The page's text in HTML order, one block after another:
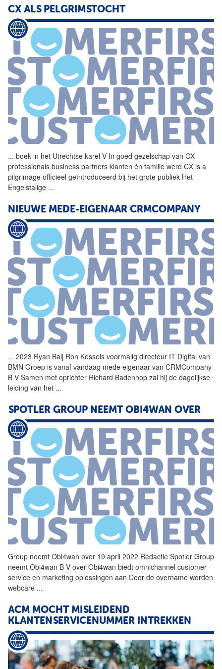
CX ALS PELGRIMSTOCHT
... boek in het Utrechtse karel V In goed gezelschap van CX
professionals business partners klanten én familie werd CX is a
pilgrimage officieel geïntroduceerd bij het grote publiek Het
Engelstalige ...
NIEUWE MEDE-EIGENAAR CRMCOMPANY
... 2023 Ryan Baij Ron Kessels voormalig directeur IT Digital van
BMN Groep is vanaf vandaag mede eigenaar van CRMCompany
B V Samen met oprichter Richard Badenhop zal hij de dagelijkse
leiding van het ...
SPOTLER GROUP NEEMT OBI4WAN OVER
Group neemt Obi4wan over 19 april 2022 Redactie Spotler Group
neemt Obi4wan B V over Obi4wan biedt omnichannel customer
service en marketing oplossingen aan Door de overname worden
webcare ...
ACM MOCHT MISLEIDEND
KLANTENSERVICENUMMER INTREKKEN